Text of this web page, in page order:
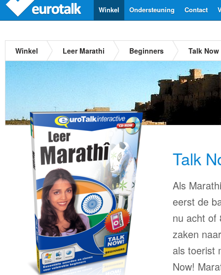
Contact
Ondersteuning
Winkel
Winkel Leer Marathi Beginners Talk
Talk
Als
eerst de
nu acht of
zaken
als toerist
Now!